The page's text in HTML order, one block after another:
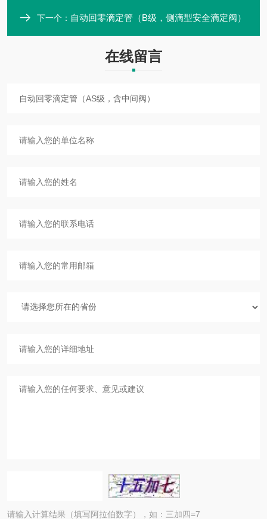
下一个： 自动回零滴定管（B级，侧滴型安全滴定阀）
在线留言
请输入计算结果（填写阿拉伯数字），如：三加四=7